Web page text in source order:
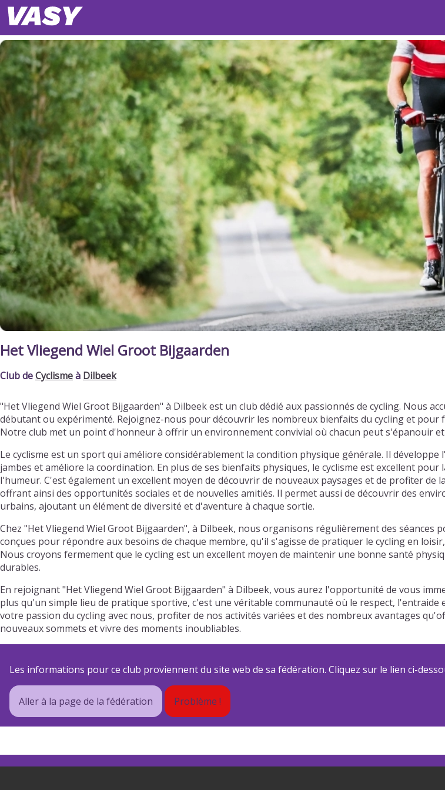
Het Vliegend Wiel Groot Bijgaarden
Club deCyclismeà Dilbeek
"Het Vliegend Wiel Groot Bijgaarden" à Dilbeek est un club dédié aux passionnés de cycling. Nous
débutant ou expérimenté. Rejoignez-nous pour découvrir les nombreux bienfaits du cycling et
Notre club met un point d'honneur à offrir un environnement convivial où chacun peut s'épanouir
Le cyclisme est un sport qui améliore considérablement la condition physique générale. Il
jambes et améliore la coordination. En plus de ses bienfaits physiques, le cyclisme est excellent
l'humeur. C'est également un excellent moyen de découvrir de nouveaux paysages et de profiter
offrant ainsi des opportunités sociales et de nouvelles amitiés. Il permet aussi de découvrir des
urbains, ajoutant un élément de diversité et d'aventure à chaque sortie.
Chez "Het Vliegend Wiel Groot Bijgaarden", à Dilbeek, nous organisons régulièrement des séances
conçues pour répondre aux besoins de chaque membre, qu'il s'agisse de pratiquer le cycling en
Nous croyons fermement que le cycling est un excellent moyen de maintenir une bonne santé
durables.
En rejoignant "Het Vliegend Wiel Groot Bijgaarden" à Dilbeek, vous aurez l'opportunité de vous
plus qu'un simple lieu de pratique sportive, c'est une véritable communauté où le respect,
votre passion du cycling avec nous, profiter de nos activités variées et des nombreux avantages
nouveaux sommets et vivre des moments inoubliables.
Les informations pour ce club proviennent du site web de sa fédération. Cliquez sur le lien ci-
Aller à la page de la fédération Problème !